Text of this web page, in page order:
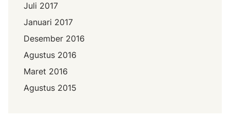
Juli 2017
Januari 2017
Desember 2016
Agustus 2016
Maret 2016
Agustus 2015